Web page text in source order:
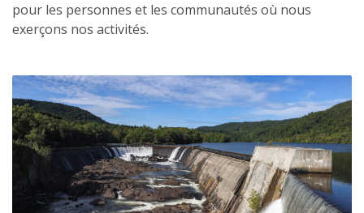
pour les personnes et les communautés où nous
exerçons nos activités.